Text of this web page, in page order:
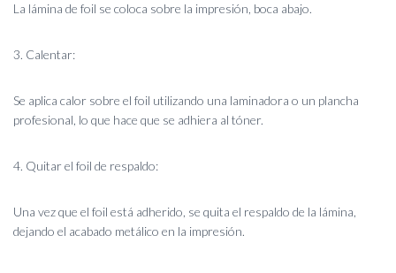
La lámina de foil se coloca sobre la impresión, boca abajo.
3. Calentar:
Se aplica calor sobre el foil utilizando una laminadora o un plancha
profesional, lo que hace que se adhiera al tóner.
4. Quitar el foil de respaldo:
Una vez que el foil está adherido, se quita el respaldo de la lámina,
dejando el acabado metálico en la impresión.